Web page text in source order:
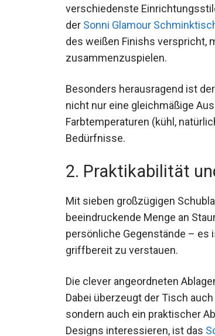
verschiedenste
der Sonni Glamour
des weißen Finishs verspricht,
zusammenzuspielen.
Besonders herausragend ist
nicht nur eine gleichmäßige
Farbtemperaturen (kühl,
Bedürfnisse.
2. Praktikabilität
Mit sieben großzügigen
beeindruckende Menge an
persönliche Gegenstände – es
griffbereit zu verstauen.
Die clever angeordneten
Dabei überzeugt der Tisch
sondern auch ein praktischer
Designs interessieren, ist das